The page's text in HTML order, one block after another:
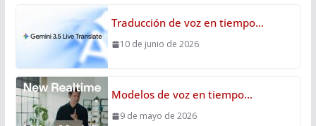
Traducción de voz en tiempo…
10 de junio de 2026
Modelos de voz en tiempo…
9 de mayo de 2026